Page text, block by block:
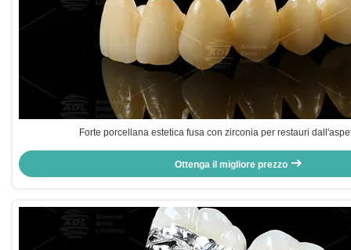
Forte porcellana estetica fusa con zirconia per restauri
Ottenga il migliore prezzo